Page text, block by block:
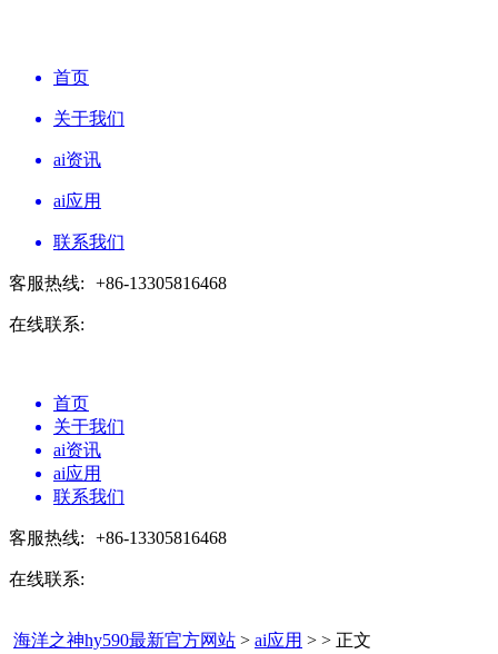
首页
关于我们
ai资讯
ai应用
联系我们
客服热线: +86-13305816468
在线联系:
首页
关于我们
ai资讯
ai应用
联系我们
客服热线: +86-13305816468
在线联系:
海洋之神hy590最新官方网站 > ai应用 > > 正文